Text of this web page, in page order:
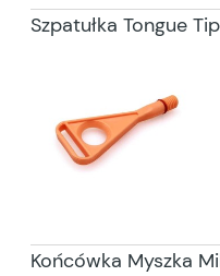
Szpatułka Tongue
Końcówka Myszka